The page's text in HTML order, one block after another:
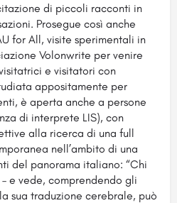
di piccoli racconti in
Prosegue così anche
for All, visite sperimentali in
Volonwrite per venire
e visitatori con
appositamente per
è aperta anche a persone
di interprete LIS), con
alla ricerca di una full
nell’ambito di una
del panorama italiano: “Chi
e vede, comprendendo gli
sua traduzione cerebrale, può